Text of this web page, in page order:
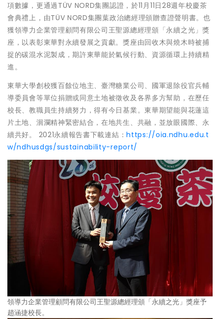
項數據，更通過TÜV NORD集團認證，於11月11日28週年校慶茶
會典禮上，由TÜV NORD集團葉政治總經理頒贈查證聲明書。也
獲領導力企業管理顧問有限公司王聖源總經理頒「永續之光」獎
座，以表彰東華對永續發展之貢獻。獎座由回收木與燒木時被捕
捉的碳混水泥製成，期許東華能於氣候行動、資源循環上持續精
進。
東華大學創校獲百餘位地主、臺灣糖業公司、國軍退除役官兵輔
導委員會等單位捐贈或同意土地被徵收及各界多方幫助，在歷任
校長、教職員生持續努力，得有今日基業。東華期望能與花蓮這
片土地、洄瀾精神緊密結合，在地共生、共融，並放眼國際、永
續共好。 2021永續報告書下載連結：https://oia.ndhu.edu.t
w/ndhusdgs/sustainability-report/
領導力企業管理顧問有限公司王聖源總經理頒「永續之光」獎座予
趙涵捷校長。